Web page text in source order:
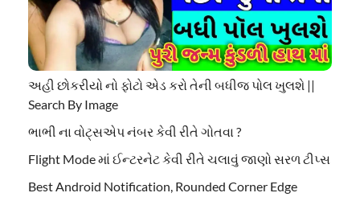
અહી છોકરીયો નો ફોટો એડ કરો તેની બધીજ પોલ ખુલશે ||
Search By Image
ભાભી ના વોટ્સએપ નંબર કેવી રીતે ગોતવા ?
Flight Mode માં ઈન્ટરનેટ કેવી રીતે ચલાવું જાણો સરળ ટીપ્સ
Best Android Notification, Rounded Corner Edge